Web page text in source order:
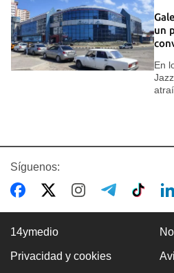
un
En
Síguenos:
14ymedio
Privacidad y cookies